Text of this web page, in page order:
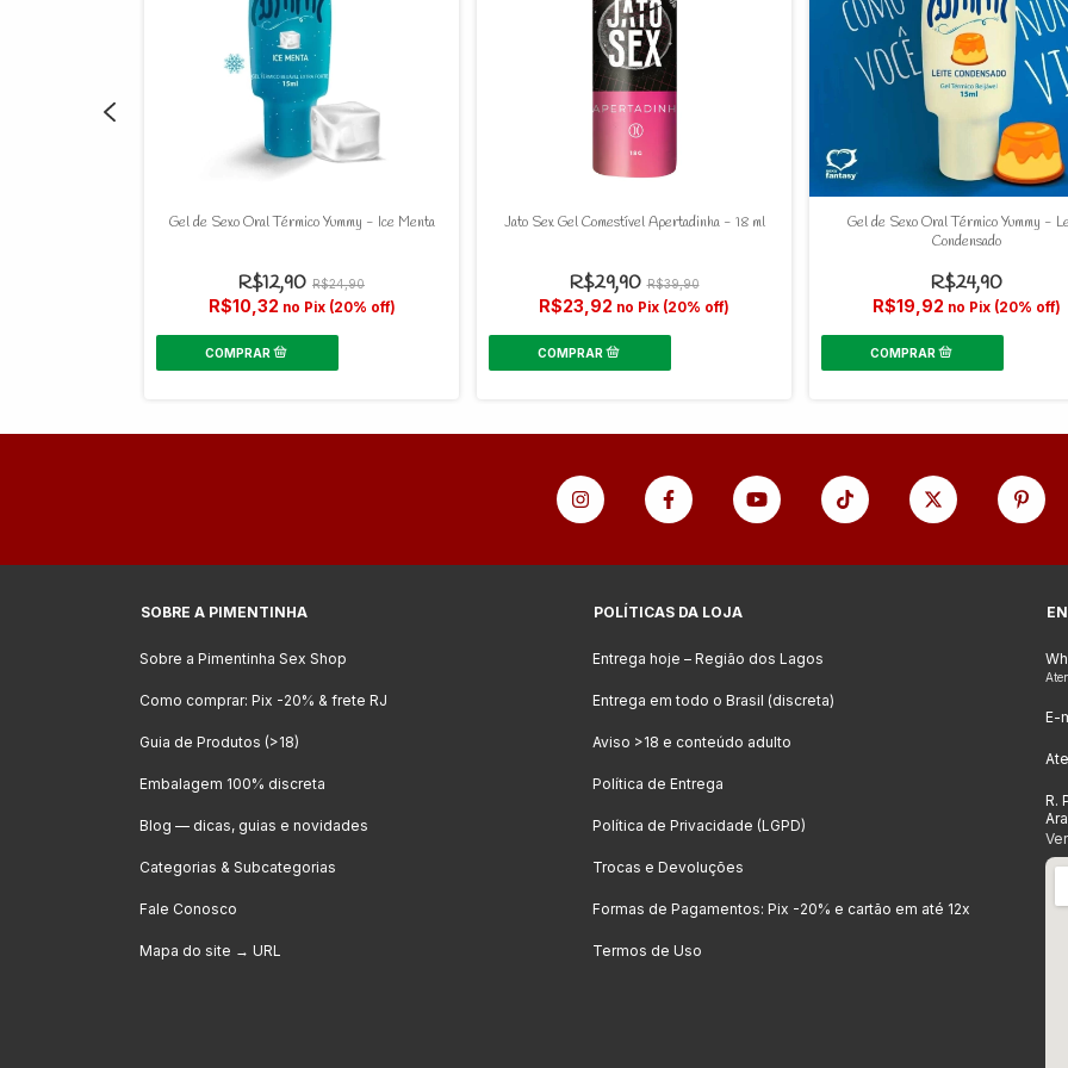
Gel de Sexo Oral Térmico Yummy - Ice Menta
R$12,90 R$24,90
R$10,32 no Pix (20% off)
Jato Sex Gel Comestível Apertadinha - 18 ml
R$29,90 R$39,90
R$23,92 no Pix (20% off)
Gel de Sexo Oral Térmico Yummy -
Condensado
R$24,90
R$19,92 no Pix (20% off)
SOBRE A PIMENTINHA
Sobre a Pimentinha Sex Shop
Como comprar: Pix -20% & frete RJ
Guia de Produtos (>18)
Embalagem 100% discreta
Blog — dicas, guias e novidades
Categorias & Subcategorias
Fale Conosco
Mapa do site → URL
POLÍTICAS DA LOJA
Entrega hoje – Região dos Lagos
Entrega em todo o Brasil (discreta)
Aviso >18 e conteúdo adulto
Política de Entrega
Política de Privacidade (LGPD)
Trocas e Devoluções
Formas de Pagamentos: Pix -20% e cartão em até 12x
Termos de Uso
E-
R.